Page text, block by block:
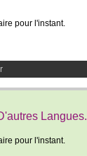
pour l'instant.
Langues.
pour l'instant.